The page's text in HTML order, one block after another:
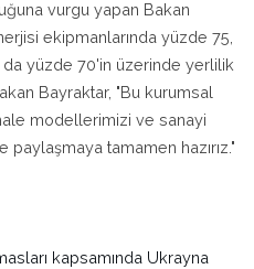
vurgu yapan Bakan
ekipmanlarında yüzde 75,
yüzde 70'in üzerinde yerlilik
Bayraktar, "Bu kurumsal
modellerimizi ve sanayi
paylaşmaya tamamen hazırız."
kapsamında Ukrayna